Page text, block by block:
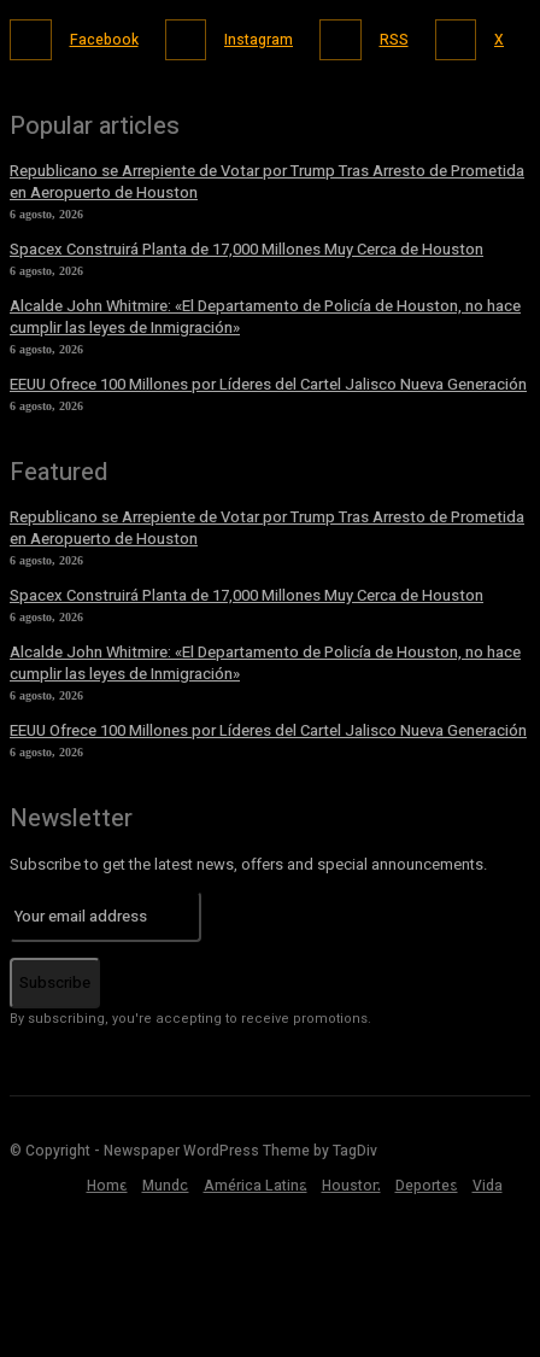
Facebook Instagram RSS X
Popular articles
Republicano se Arrepiente de Votar por Trump Tras Arresto de Prometida
en Aeropuerto de Houston
6 agosto, 2026
Spacex Construirá Planta de 17,000 Millones Muy Cerca de Houston
6 agosto, 2026
Alcalde John Whitmire: «El Departamento de Policía de Houston, no hace
cumplir las leyes de Inmigración»
6 agosto, 2026
EEUU Ofrece 100 Millones por Líderes del Cartel Jalisco Nueva Generación
6 agosto, 2026
Featured
Republicano se Arrepiente de Votar por Trump Tras Arresto de Prometida
en Aeropuerto de Houston
6 agosto, 2026
Spacex Construirá Planta de 17,000 Millones Muy Cerca de Houston
6 agosto, 2026
Alcalde John Whitmire: «El Departamento de Policía de Houston, no hace
cumplir las leyes de Inmigración»
6 agosto, 2026
EEUU Ofrece 100 Millones por Líderes del Cartel Jalisco Nueva Generación
6 agosto, 2026
Newsletter
Subscribe to get the latest news, offers and special announcements.
Subscribe
By subscribing, you're accepting to receive promotions.
© Copyright - Newspaper WordPress Theme by TagDiv
Home
Mundo América Latina Houston Deportes Vida